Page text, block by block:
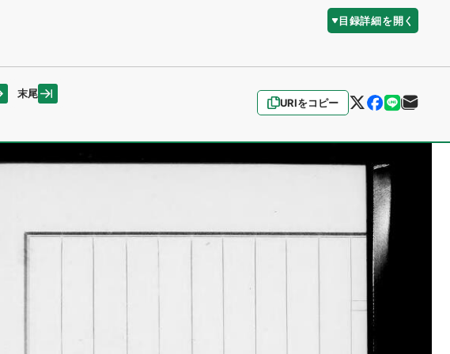
目録詳細を開く
URIをコピー
末尾